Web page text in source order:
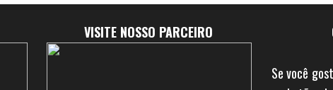
VISITE NOSSO PARCEIRO
Se você